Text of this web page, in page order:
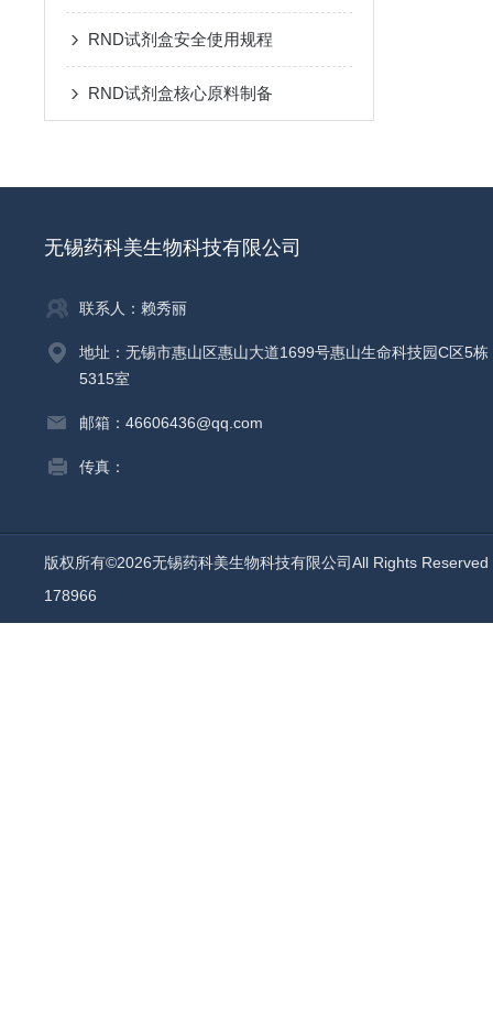
RND试剂盒安全使用规程
RND试剂盒核心原料制备
无锡药科美生物科技有限公司
联系人：赖秀丽
地址：无锡市惠山区惠山大道1699号惠山生命科技园C区5栋
5315室
邮箱：46606436@qq.com
传真：
版权所有©2026无锡药科美生物科技有限公司All Rights
178966